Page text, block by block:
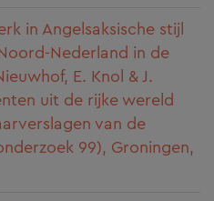
in Angelsaksische stijl
Nederland in de
E. Knol & J.
uit de rijke wereld
van de
99), Groningen,